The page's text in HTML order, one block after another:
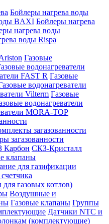
Бойлеры нагрева воды
BAXI Бойлеры нагрева
нагрева воды
воды Rispa
Газовые
водонагреватели
FAST R Газовые
водонагреватели
Vilterm Газовые
водонагреватели
MORA-TOP
загазованности
загазованности
Карбон СКЗ-Кристалл
клапаны
для газификации
газовых котлов)
Воздушные и
Газовые клапаны Группы
Датчики NTC и
(комплектующие)